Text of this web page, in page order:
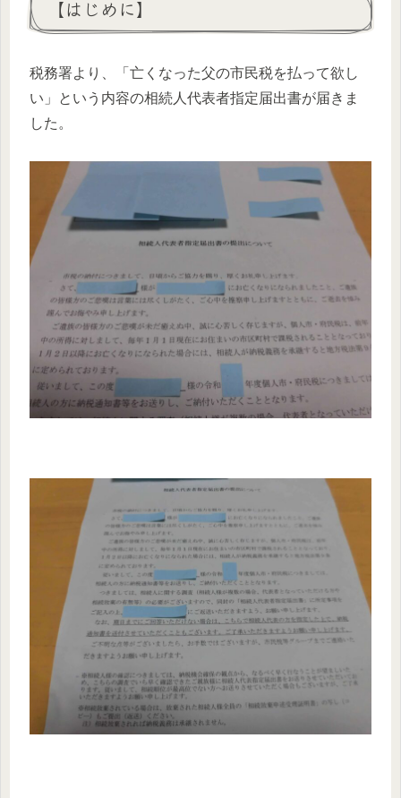
【はじめに】
税務署より、「亡くなった父の市民税を払って欲し
い」という内容の相続人代表者指定届出書が届きま
した。